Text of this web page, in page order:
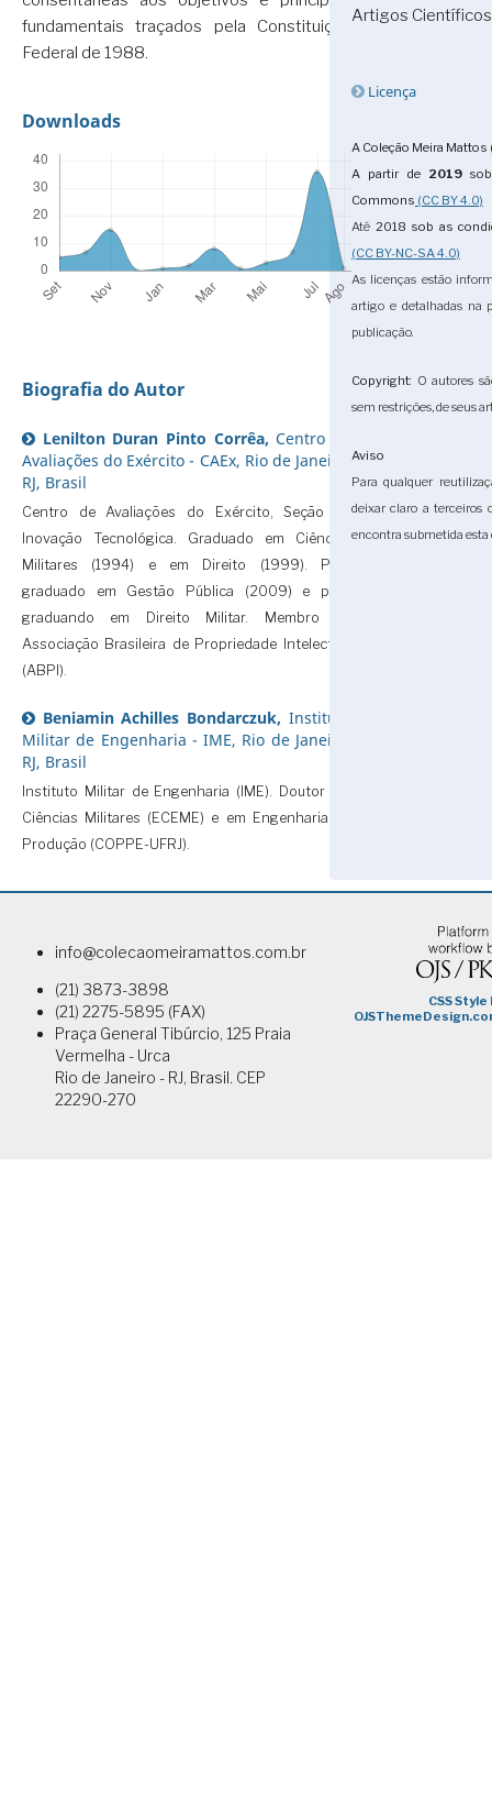
fundamentais traçados pela Constituição
Federal de 1988.
Downloads
Biografia do Autor
Lenilton Duran Pinto Corrêa,Centro de
Avaliações do Exército - CAEx, Rio de Janeiro,
RJ, Brasil
Centro de Avaliações do Exército, Seção de
Inovação Tecnológica. Graduado em Ciências
Militares (1994) e em Direito (1999). Pós-
graduado em Gestão Pública (2009) e pós-
graduando em Direito Militar. Membro da
Associação Brasileira de Propriedade Intelectual
(ABPI).
Beniamin Achilles Bondarczuk, Instituto
Militar de Engenharia - IME, Rio de Janeiro,
RJ, Brasil
Instituto Militar de Engenharia (IME). Doutor em
Ciências Militares (ECEME) e em Engenharia de
Produção (COPPE-UFRJ).
Artigos Científicos
Licença
A Coleção Meira Mattos
A partir de 2019sob
Commons (CC BY 4.0)
Até 2018 sob as
(CC BY-NC-SA 4.0)
As licenças estão
artigo e detalhadas na
publicação.
Copyright: O autores
sem restrições, de seus
Aviso
Para qualquer
deixar claro a terceiros
encontra submetida esta
info@colecaomeiramattos.com.br
(21) 3873-3898
(21) 2275-5895 (FAX)
Praça General Tibúrcio, 125 Praia
Vermelha - Urca
Rio de Janeiro - RJ, Brasil. CEP
22290-270